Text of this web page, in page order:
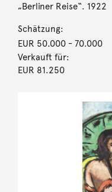
„Berliner Reise“. 1922
Schätzung:
EUR 50.000- 70.000
Verkauft für:
EUR 81.250